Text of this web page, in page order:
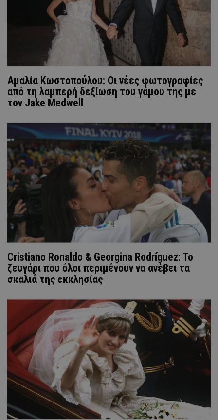
Αμαλία Κωστοπούλου: Οι νέες φωτογραφίες
από τη λαμπερή δεξίωση του γάμου της με
τον Jake Medwell
Cristiano Ronaldo & Georgina Rodríguez: Το
ζευγάρι που όλοι περιμένουν να ανέβει τα
σκαλιά της εκκλησίας